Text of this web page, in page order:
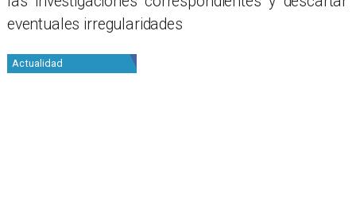
eventuales irregularidades
Actualidad